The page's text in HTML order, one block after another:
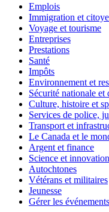
Emplois
Immigration et
Voyage et tourisme
Entreprises
Prestations
Santé
Impôts
Environnement et
Sécurité nationale et
Culture, histoire et
Services de police,
Transport et
Le Canada et le
Argent et finance
Science et innovation
Autochtones
Vétérans et militaires
Jeunesse
Gérer les